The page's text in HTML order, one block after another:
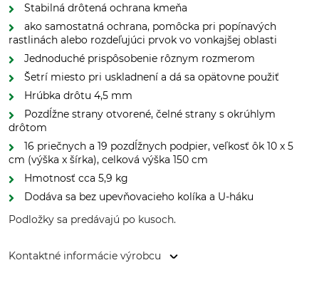
Stabilná drôtená ochrana kmeňa
ako samostatná ochrana, pomôcka pri popínavých
rastlinách alebo rozdeľujúci prvok vo vonkajšej oblasti
Jednoduché prispôsobenie rôznym rozmerom
Šetrí miesto pri uskladnení a dá sa opätovne použiť
Hrúbka drôtu 4,5 mm
Pozdĺžne strany otvorené, čelné strany s okrúhlym
drôtom
16 priečnych a 19 pozdĺžnych podpier, veľkosť ôk 10 x 5
cm (výška x šírka), celková výška 150 cm
Hmotnosť cca 5,9 kg
Dodáva sa bez upevňovacieho kolíka a U-háku
Podložky sa predávajú po kusoch.
Kontaktné informácie výrobcu